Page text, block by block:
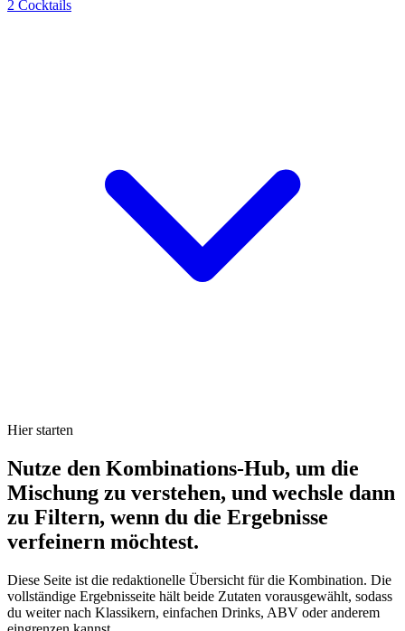
2 Cocktails
Hier starten
Nutze den Kombinations-Hub, um die
Mischung zu verstehen, und wechsle dann
zu Filtern, wenn du die Ergebnisse
verfeinern möchtest.
Diese Seite ist die redaktionelle Übersicht für die Kombination. Die
vollständige Ergebnisseite hält beide Zutaten vorausgewählt, sodass
du weiter nach Klassikern, einfachen Drinks, ABV oder anderem